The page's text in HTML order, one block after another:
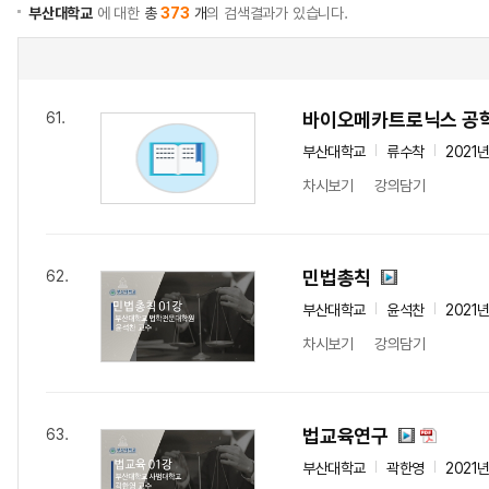
부산대학교 에 대한 총373 개의 검색결과가 있습니다.
61. 바이오메카트로닉스 공
부산대학교 류수착
2021
차시보기
강의담기
62. 민법총칙
부산대학교 윤석찬
2021년
차시보기
강의담기
63. 법교육연구
부산대학교 곽한영
2021